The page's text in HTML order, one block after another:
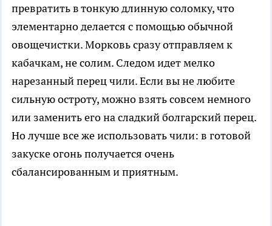
превратить в тонкую длинную соломку, что
элементарно делается с помощью обычной
овощечистки. Морковь сразу отправляем к
кабачкам, не солим. Следом идет мелко
нарезанный перец чили. Если вы не любите
сильную остроту, можно взять совсем немного
или заменить его на сладкий болгарский перец.
Но лучше все же использовать чили: в готовой
закуске огонь получается очень
сбалансированным и приятным.